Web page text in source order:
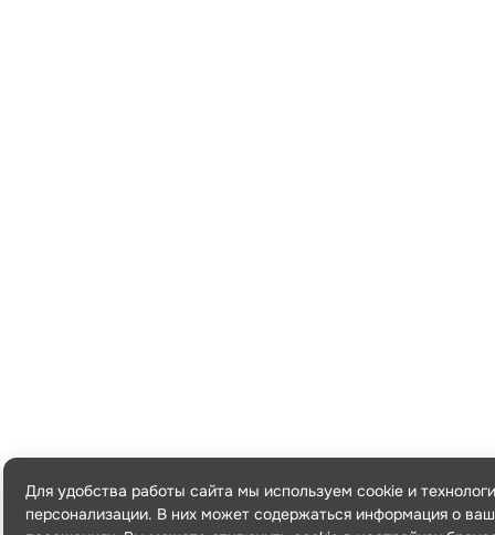
Для удобства работы сайта мы используем cookie и
персонализации. В них может содержаться информация о